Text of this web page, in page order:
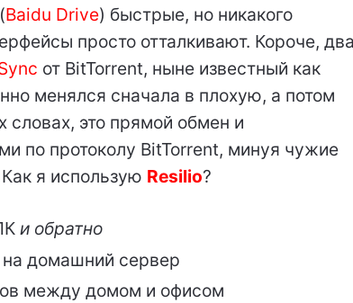
Baidu Drive) быстрые, но никакого
просто отталкивают. Короче, два
от BitTorrent, ныне известный как
менялся сначала в плохую, а потом
словах, это прямой обмен и
по протоколу BitTorrent, минуя чужие
я использую Resilio?
и обратно
на домашний сервер
между домом и офисом